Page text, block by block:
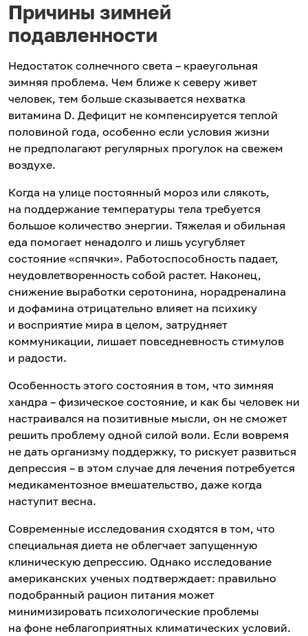
Причины зимней
подавленности
Недостаток солнечного света – краеугольная
зимняя проблема. Чем ближе к северу живет
человек, тем больше сказывается нехватка
витамина D. Дефицит не компенсируется теплой
половиной года, особенно если условия жизни
не предполагают регулярных прогулок на свежем
воздухе.
Когда на улице постоянный мороз или слякоть,
на поддержание температуры тела требуется
большое количество энергии. Тяжелая и обильная
еда помогает ненадолго и лишь усугубляет
состояние «спячки». Работоспособность падает,
неудовлетворенность собой растет. Наконец,
снижение выработки серотонина, норадреналина
и дофамина отрицательно влияет на психику
и восприятие мира в целом, затрудняет
коммуникации, лишает повседневность стимулов
и радости.
Особенность этого состояния в том, что зимняя
хандра – физическое состояние, и как бы человек ни
настраивался на позитивные мысли, он не сможет
решить проблему одной силой воли. Если вовремя
не дать организму поддержку, то рискует развиться
депрессия – в этом случае для лечения потребуется
медикаментозное вмешательство, даже когда
наступит весна.
Современные исследования сходятся в том, что
специальная диета не облегчает запущенную
клиническую депрессию. Однако исследование
американских ученых подтверждает: правильно
подобранный рацион питания может
минимизировать психологические проблемы
на фоне неблагоприятных климатических условий.